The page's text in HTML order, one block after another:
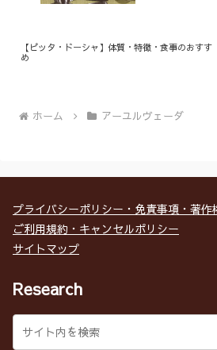
【ピッタ・ドーシャ】体質・特徴・食事のおすす
め
ホーム アーユルヴェーダ
プライバシーポリシー・免責事項・著作
ご利用規約・キャンセルポリシー
サイトマップ
Research